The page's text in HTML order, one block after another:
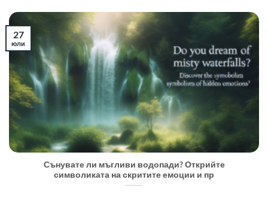
Сънувате ли мъгливи водопади? Открийте
символиката на скритите емоции и пр
27
юли